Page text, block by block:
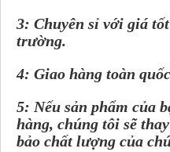
3: Chuyên sỉ với giá
trường.
4: Giao hàng toàn
5: Nếu sản phẩm của
hàng, chúng tôi sẽ
bảo chất lượng của